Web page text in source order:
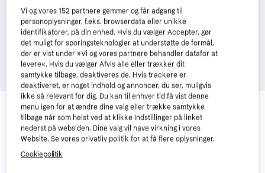
Relaterede produkter
Se vores forslag til andre produkter, der matcher dine
interesser. Vis alle
Vi og vores152 partnere gemmer og får adgang til
personoplysninger, f.eks. browserdata eller unikke
identifikatorer, på din enhed. Hvis du vælger Accepter, gør
det muligt for sporingsteknologier at understøtte de formål,
der er vist under »Vi og vores partnere behandler datafor at
levere«. Hvis du vælger Afvis alle eller trækker dit
samtykke tilbage, deaktiveres de. Hvis trackere er
deaktiveret, er noget indhold og annoncer, du ser, muligvis
ikke så relevant for dig. Du kan til enhver tid få vist denne
menu igen for at ændre dine valg eller trække samtykke
tilbage når som helst ved at klikke Indstillinger på linket
nederst på websiden. Dine valg vil have virkning i vores
Website. Se vores privatliv politik for at få flere oplysninger.
Cookiepolitik